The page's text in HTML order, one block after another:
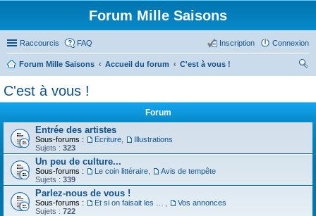
Forum Mille Saisons
Raccourcis FAQ Connexion
Inscription
Forum Mille Saisons Accueil du forum
C'est à vous !
C'est à vous !
Forum
Entrée des artistes
Sous-forums : Ecriture
Illustrations
Sujets : 323
Un peu de culture...
Sous-forums : Le coin littéraire
Avis de tempête
Sujets : 339
Parlez-nous de vous !
Sous-forums :
Vos annonces
Sujets : 722